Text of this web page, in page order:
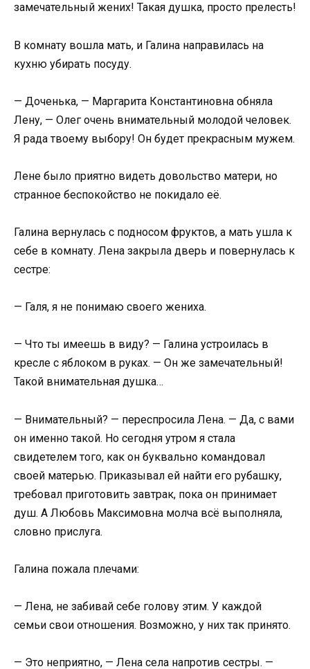
замечательный жених! Такая душка, просто прелесть!
В комнату вошла мать, и Галина направилась на
кухню убирать посуду.
— Доченька, — Маргарита Константиновна обняла
Лену, — Олег очень внимательный молодой человек.
Я рада твоему выбору! Он будет прекрасным мужем.
Лене было приятно видеть довольство матери, но
странное беспокойство не покидало её.
Галина вернулась с подносом фруктов, а мать ушла к
себе в комнату. Лена закрыла дверь и повернулась к
сестре:
— Галя, я не понимаю своего жениха.
— Что ты имеешь в виду? — Галина устроилась в
кресле с яблоком в руках. — Он же замечательный!
Такой внимательная душка…
— Внимательный? — переспросила Лена. — Да, с вами
он именно такой. Но сегодня утром я стала
свидетелем того, как он буквально командовал
своей матерью. Приказывал ей найти его рубашку,
требовал приготовить завтрак, пока он принимает
душ. А Любовь Максимовна молча всё выполняла,
словно прислуга.
Галина пожала плечами:
— Лена, не забивай себе голову этим. У каждой
семьи свои отношения. Возможно, у них так принято.
— Это неприятно, — Лена села напротив сестры. —